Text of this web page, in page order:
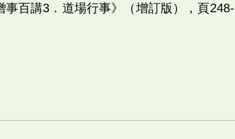
百講3．道場行事》（增訂版），頁248-